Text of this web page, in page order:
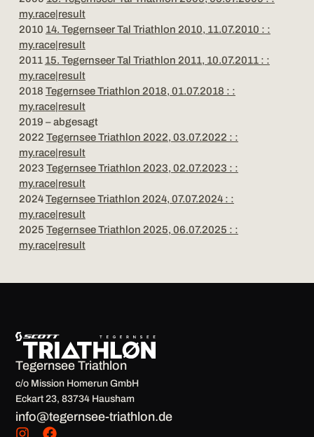
my.race|result
2010 14. Tegernseer Tal Triathlon 2010, 11.07.2010 : :
my.race|result
2011 15. Tegernseer Tal Triathlon 2011, 10.07.2011 : :
my.race|result
2018 Tegernsee Triathlon 2018, 01.07.2018 : :
my.race|result
2019 – abgesagt
2022 Tegernsee Triathlon 2022, 03.07.2022 : :
my.race|result
2023 Tegernsee Triathlon 2023, 02.07.2023 : :
my.race|result
2024Tegernsee Triathlon 2024, 07.07.2024 : :
my.race|result
2025 Tegernsee Triathlon 2025, 06.07.2025 : :
my.race|result
Tegernsee Triathlon
c/o Mission Homerun GmbH
Eckart 23, 83734 Hausham
info@tegernsee-triathlon.de